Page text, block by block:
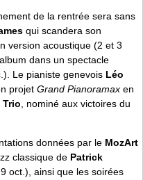
de la rentrée sera sans
qui scandera son
version acoustique (2 et 3
dans un spectacle
Le pianiste genevois Léo
projet Grand Pianoramax en
Trio , nominé aux victoires du
données par le MozArt
classique de Patrick
oct.), ainsi que les soirées